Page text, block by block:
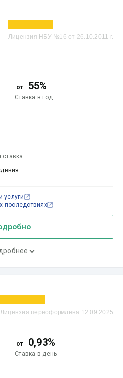
Лицензия НБУ №16 от 26.10.2011 г.
от 55%
Ставка в год
ставка
услуги
последствиях
Лицензия переоформлена 12.09.2025
от 0,93%
Ставка в день